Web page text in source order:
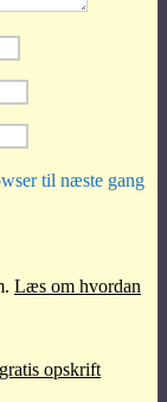
til næste gang
Læs om hvordan
opskrift